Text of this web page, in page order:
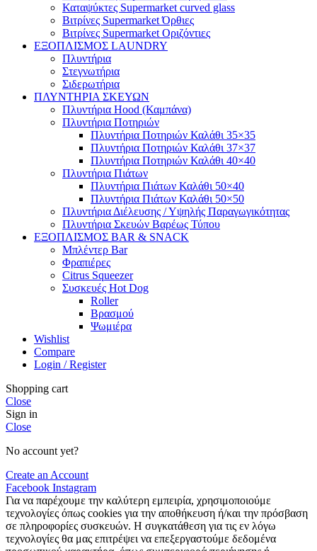
Καταψύκτες Supermarket curved glass
Βιτρίνες Supermarket Όρθιες
Βιτρίνες Supermarket Οριζόντιες
ΕΞΟΠΛΙΣΜΟΣ LAUNDRY
Πλυντήρια
Στεγνωτήρια
Σιδερωτήρια
ΠΛΥΝΤΗΡΙΑ ΣΚΕΥΩΝ
Πλυντήρια Hood (Καμπάνα)
Πλυντήρια Ποτηριών
Πλυντήρια Ποτηριών Καλάθι 35×35
Πλυντήρια Ποτηριών Καλάθι 37×37
Πλυντήρια Ποτηριών Καλάθι 40×40
Πλυντήρια Πιάτων
Πλυντήρια Πιάτων Καλάθι 50×40
Πλυντήρια Πιάτων Καλάθι 50×50
Πλυντήρια Διέλευσης / Υψηλής Παραγωγικότητας
Πλυντήρια Σκευών Βαρέως Τύπου
ΕΞΟΠΛΙΣΜΟΣ BAR & SNACK
Μπλέντερ Bar
Φραπιέρες
Citrus Squeezer
Συσκευές Hot Dog
Roller
Βρασμού
Ψωμιέρα
Wishlist
Compare
Login / Register
Shopping cart
Close
Sign in
Close
No account yet?
Create an Account
Facebook Instagram
Για να παρέχουμε την καλύτερη εμπειρία, χρησιμοποιούμε
τεχνολογίες όπως cookies για την αποθήκευση ή/και την πρόσβαση
σε πληροφορίες συσκευών. Η συγκατάθεση για τις εν λόγω
τεχνολογίες θα μας επιτρέψει να επεξεργαστούμε δεδομένα